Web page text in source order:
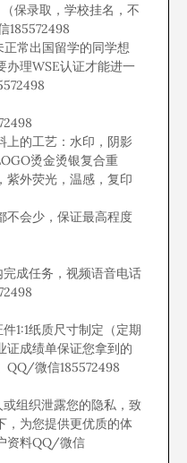
保录取，学校挂名，不
185572498
常出国留学的同学想
办理WSE认证才能进一
上的工艺：水印，阴影
烫金烫银复合重
紫外荧光，温感，复印
不会少，保证最高程度
成任务，视频语音电话
1:1纸质尺寸制定（定期
证成绩单保证您拿到的
QQ/微信185572498
组织泄露您的隐私，致
，为您提供更优质的体
资料QQ/微信